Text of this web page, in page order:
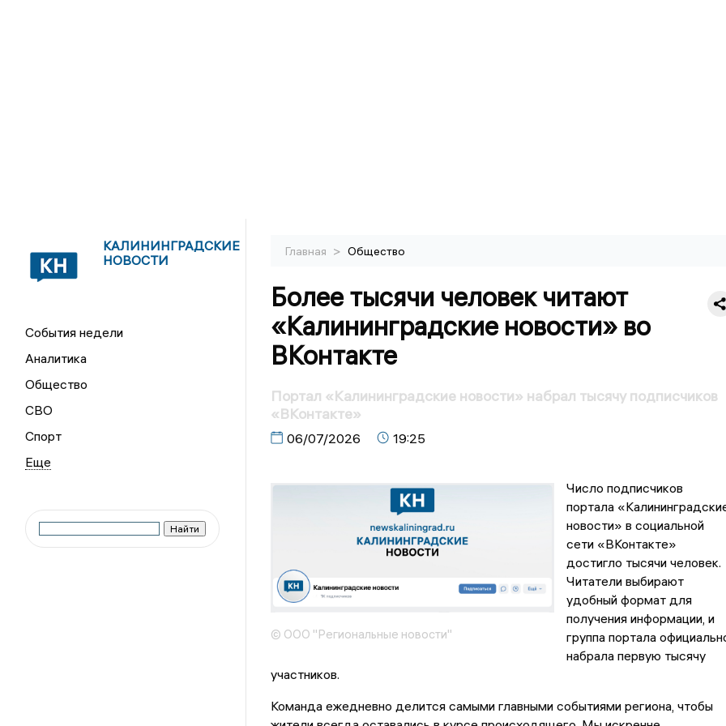
КАЛИНИНГРАДСКИЕ
НОВОСТИ
События недели
Аналитика
Общество
СВО
Спорт
Главная > Общество
Более тысячи человек читают
«Калининградские новости» во
ВКонтакте
Портал «Калининградские новости» набрал тысячу подписчиков
«ВКонтакте»
06/07/2026 19:25
© ООО "Региональные новости"
Число подписчиков
портала
новости» в социальной
сети «ВКонтакте»
достигло тысячи человек.
Читатели выбирают
удобный формат для
получения информации, и
группа портала
набрала первую тысячу
участников.
Команда ежедневно делится самыми главными событиями региона, чтобы